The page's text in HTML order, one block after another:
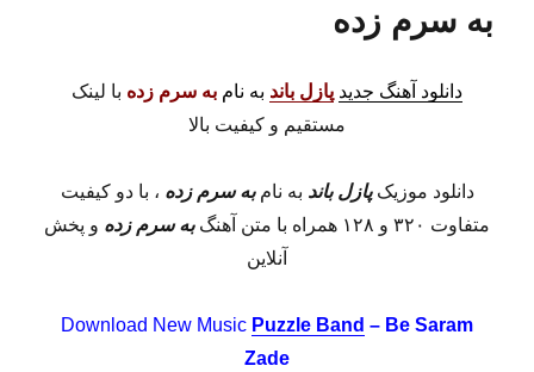
به سرم زده
دانلود آهنگ جدید پازل باند به نام به سرم زده با لینک
مستقیم و کیفیت بالا
دانلود موزیکپازل باند به نامبه سرم زده ، با دو کیفیت
متفاوت ۳۲۰ و ۱۲۸ همراه با متن آهنگ
به سرم زده و پخش
آنلاین
Download New Music Puzzle Band – Be Saram
Zade